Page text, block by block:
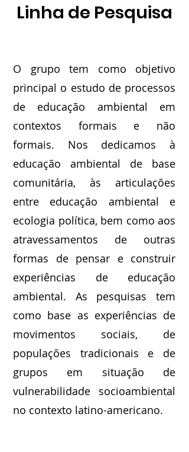
Linha de Pesquisa
O grupo tem como objetivo
principal o estudo de processos
de educação ambiental em
contextos formais e não
formais. Nos dedicamos à
educação ambiental de base
comunitária, às articulações
entre educação ambiental e
ecologia política, bem como aos
atravessamentos de outras
formas de pensar e construir
experiências de educação
ambiental. As pesquisas tem
como base as experiências de
movimentos sociais, de
populações tradicionais e de
grupos em situação de
vulnerabilidade socioambiental
no contexto latino-americano.